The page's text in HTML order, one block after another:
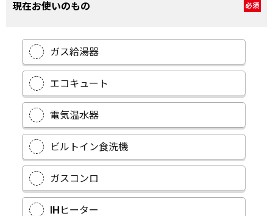
現在お使いのもの 必須
ガス給湯器
エコキュート
電気温水器
ビルトイン食洗機
ガスコンロ
IHヒーター